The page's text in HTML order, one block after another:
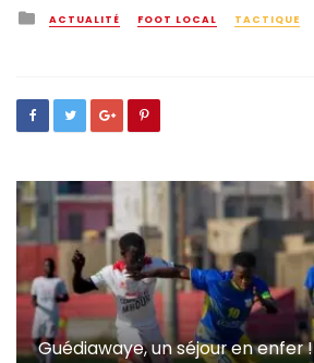
Posted
in
ACTUALITÉ FOOT LOCAL TACTIQUE
Guédiawaye, un séjour en enfer !